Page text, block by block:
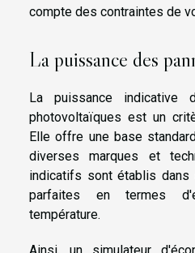
compte des contraintes de
La puissance des
La puissance indicative
photovoltaïques est un
Elle offre une base
diverses marques et
indicatifs sont établis
parfaites en termes
température.